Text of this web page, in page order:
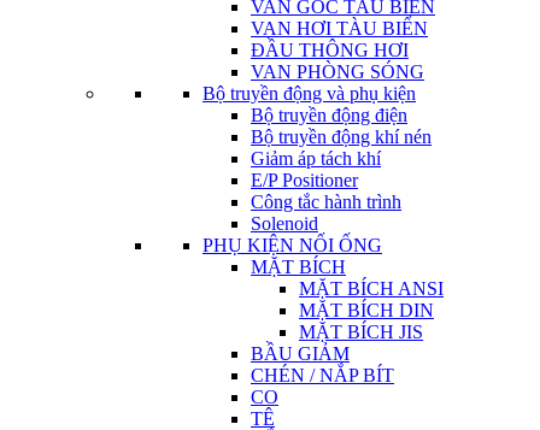
VAN GÓC TÀU BIỂN
VAN HƠI TÀU BIỂN
ĐẦU THÔNG HƠI
VAN PHÒNG SÓNG
Bộ truyền động và phụ kiện
Bộ truyền động điện
Bộ truyền động khí nén
Giảm áp tách khí
E/P Positioner
Công tắc hành trình
Solenoid
PHỤ KIỆN NỐI ỐNG
MẶT BÍCH
MẶT BÍCH ANSI
MẶT BÍCH DIN
MẶT BÍCH JIS
BẦU GIẢM
CHÉN / NẮP BÍT
CO
TÊ